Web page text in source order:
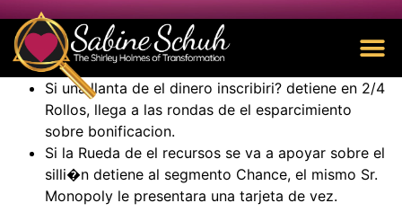
Si una llanta de el dinero inscribiri? detiene en 2/4
Rollos, llega a las rondas de el esparcimiento
sobre bonificacion.
Si la Rueda de el recursos se va a apoyar sobre el
silli�n detiene al segmento Chance, el mismo Sr.
Monopoly le presentara una tarjeta de vez.